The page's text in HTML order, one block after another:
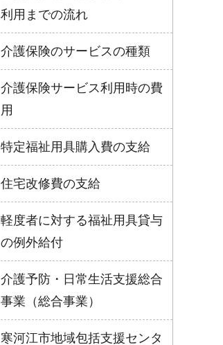
利用までの流れ
介護保険のサービスの種類
介護保険サービス利用時の費
用
特定福祉用具購入費の支給
住宅改修費の支給
軽度者に対する福祉用具貸与
の例外給付
介護予防・日常生活支援総合
事業（総合事業）
寒河江市地域包括支援センタ